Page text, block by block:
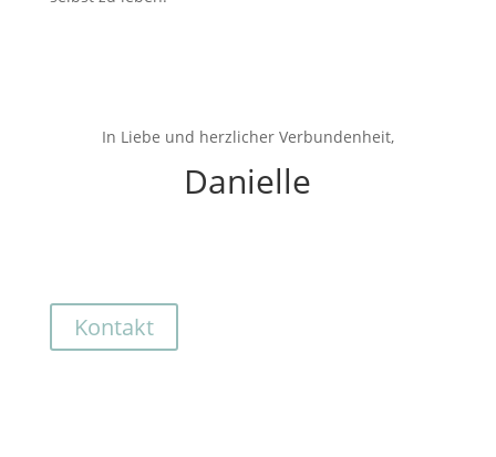
In Liebe und herzlicher Verbundenheit,
Danielle
Kontakt